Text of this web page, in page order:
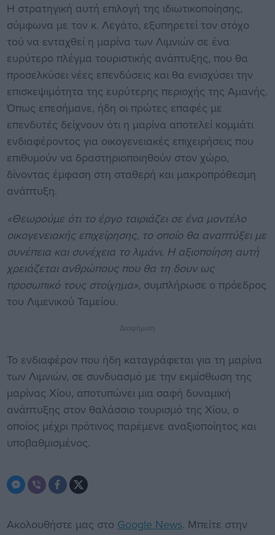
Η στρατηγική αυτή επιλογή της ιδιωτικοποίησης,
σύμφωνα με τον κ. Λεγάτο, εξυπηρετεί τον στόχο
τού να ενταχθεί η μαρίνα των Λιμνιών σε ένα
ευρύτερο πλέγμα τουριστικής ανάπτυξης, που θα
προσελκύσει νέες επενδύσεις και θα ενισχύσει την
επισκεψιμότητα της ευρύτερης περιοχής της Αμανής.
Όπως επεσήμανε, ήδη οι πρώτες επαφές με
επενδυτές δείχνουν ότι η μαρίνα αποτελεί κομμάτι
ενδιαφέροντος για οικογενειακές επιχειρήσεις που
επιθυμούν να δραστηριοποιηθούν στον χώρο,
δίνοντας έμφαση στη σταθερή και μακροπρόθεσμη
ανάπτυξη.
«Θεωρούμε ότι το έργο ταιριάζει σε ένα μοντέλο
οικογενειακής επιχείρησης, το οποίο θα αναπτύξει με
συνέπεια και συνέχεια το λιμάνι. Η αξιοποίηση αυτή
χρειάζεται ανθρώπους που θα τη δουν ως
προσωπικό τους στοίχημα», συμπλήρωσε ο πρόεδρος
του Λιμενικού Ταμείου.
Διαφήμιση
Το ενδιαφέρον που ήδη καταγράφεται για τη μαρίνα
των Λιμνιών, σε συνδυασμό με την εκμίσθωση της
μαρίνας Χίου, αποτυπώνει μια σαφή δυναμική
ανάπτυξης στον θαλάσσιο τουρισμό της Χίου, ο
οποίος μέχρι πρότινος παρέμενε αναξιοποίητος και
υποβαθμισμένος.
Ακολουθήστε μας στο Google News. Μπείτε στην